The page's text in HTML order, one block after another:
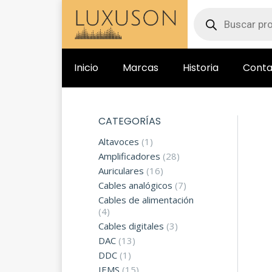
Inicio Marcas Historia
CATEGORÍAS
Altavoces (1)
Amplificadores (28)
Auriculares (16)
Cables analógicos (7)
Cables de alimentación
(4)
Cables digitales (3)
DAC (13)
DDC (1)
IEMS (15)